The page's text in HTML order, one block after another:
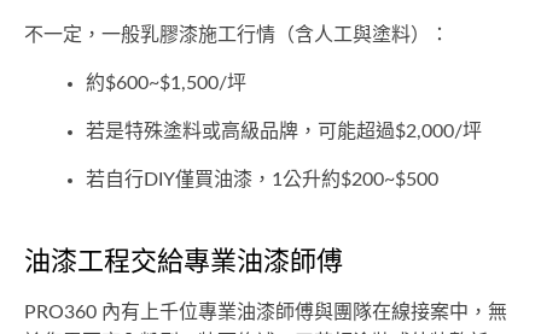
不一定，一般乳膠漆施工行情（含人工與塗料）：
約$600~$1,500/坪
若是特殊塗料或高級品牌，可能超過$2,000/坪
若自行DIY僅買油漆，1公升約$200~$500
油漆工程交給專業油漆師傅
PRO360 內有上千位專業油漆師傅與團隊在線接案中，無